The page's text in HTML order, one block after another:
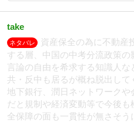
take
ネタバレ
資産保全の為に不動産
する層、中国の中考分流政策
言論の自由を希求する知識人
共・反中も居るが概ね脱出し
地下銀行、潤日ネットワーク
だと規制や経済変動等で今後
全保障の面も一貫性が無さそう